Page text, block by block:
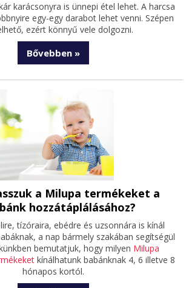
karácsonyra is ünnepi étel lehet. A harcsa
egy-egy darabot lehet venni. Szépen
ezért könnyű vele dolgozni.
Bővebben »
a Milupa termékeket a
hozzátáplálásához?
tízóraira, ebédre és uzsonnára is kínál
a nap bármely szakában segítségül
bemutatjuk, hogy milyen Milupa
kínálhatunk babánknak 4, 6 illetve 8
hónapos kortól.